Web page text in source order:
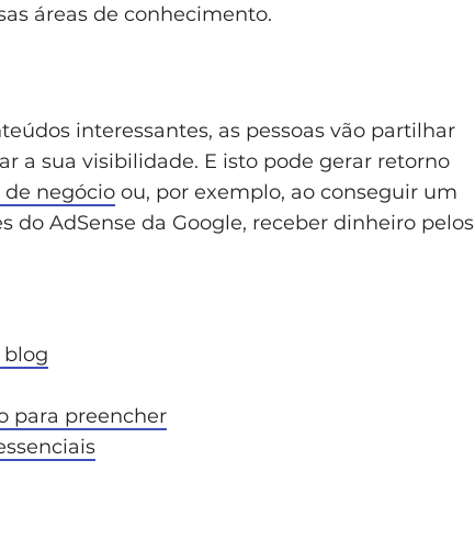
áreas de conhecimento.
interessantes, as pessoas vão partilhar
a sua visibilidade. E isto pode gerar retorno
negócio ou, por exemplo, ao conseguir um
do AdSense da Google, receber dinheiro pelos
para preencher